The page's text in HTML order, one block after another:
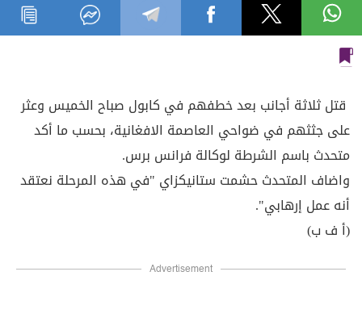
قتل ثلاثة أجانب بعد خطفهم في كابول صباح الخميس وعثر
على جثثهم في ضواحي العاصمة الافغانية، بحسب ما أكد
متحدث باسم الشرطة لوكالة فرانس برس.
واضاف المتحدث حشمت ستانيكزاي "في هذه المرحلة نعتقد
أنه عمل إرهابي".
(أ ف ب)
Advertisement